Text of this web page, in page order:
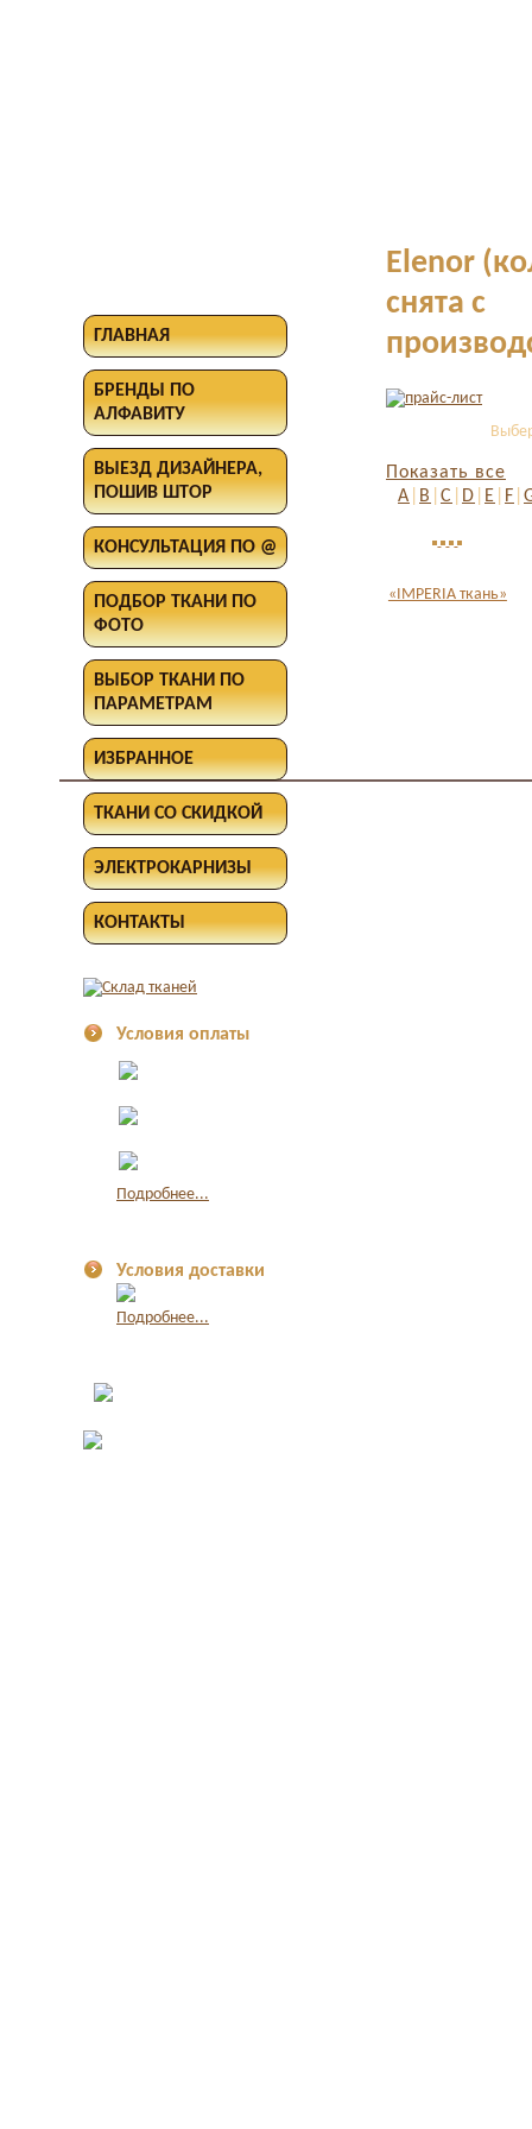
ГЛАВНАЯ
БРЕНДЫ ПО
АЛФАВИТУ
ВЫЕЗД ДИЗАЙНЕРА,
ПОШИВ ШТОР
КОНСУЛЬТАЦИЯ ПО @
ПОДБОР ТКАНИ ПО
ФОТО
ВЫБОР ТКАНИ ПО
ПАРАМЕТРАМ
ИЗБРАННОЕ
ТКАНИ СО СКИДКОЙ
ЭЛЕКТРОКАРНИЗЫ
КОНТАКТЫ
Условия оплаты
Подробнее...
Условия доставки
Подробнее...
Elenor
снята с
Показать все
A
B C D E F
«IMPERIA ткань»